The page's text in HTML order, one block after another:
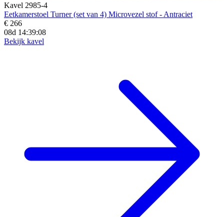
Kavel 2985-4
Eetkamerstoel Turner (set van 4) Microvezel stof - Antraciet
€ 266
08d 14:39:06
Bekijk kavel